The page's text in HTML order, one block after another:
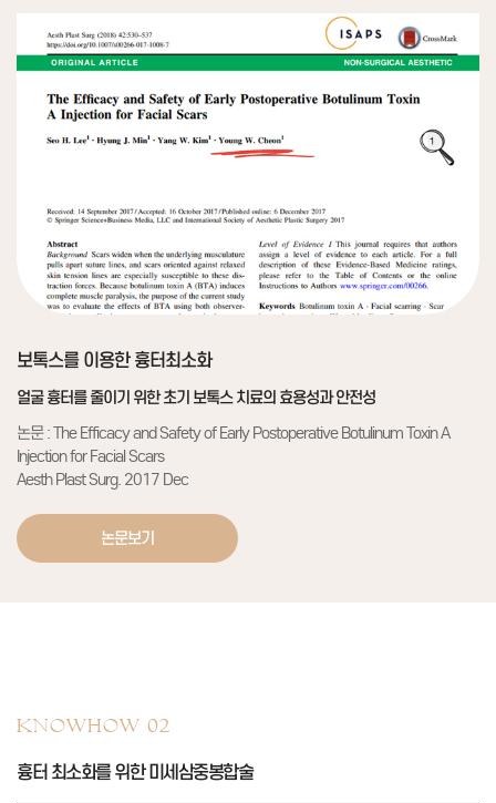
보톡스를 이용한 흉터최소화
얼굴 흉터를 줄이기 위한 초기 보톡스 치료의 효용성과 안전성
논문 : The Efficacy and Safety of Early Postoperative Botulinum Toxin A
Injection for Facial Scars
Aesth Plast Surg. 2017 Dec
논문보기
KNOWHOW 02
흉터 최소화를 위한 미세삼중봉합술